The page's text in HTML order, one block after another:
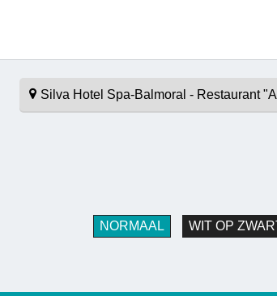
Silva Hotel Spa-Balmoral - Restaurant
NORMAAL WIT OP